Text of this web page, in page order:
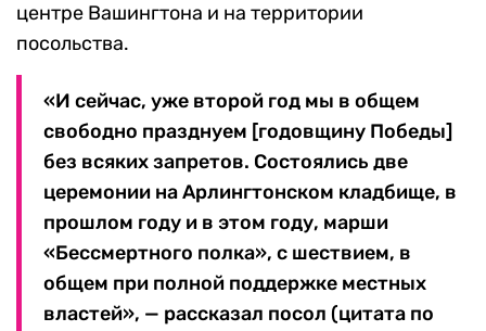
центре Вашингтона и на территории
посольства.
«И сейчас, уже второй год мы в общем
свободно празднуем [годовщину Победы]
без всяких запретов. Состоялись две
церемонии на Арлингтонском кладбище, в
прошлом году и в этом году, марши
«Бессмертного полка», с шествием, в
общем при полной поддержке местных
властей», — рассказал посол (цитата по